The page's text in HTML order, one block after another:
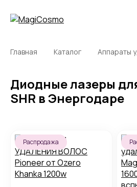
Главная Каталог Аппараты
Диодные лазеры
SHR в Энергодаре
Распродажа